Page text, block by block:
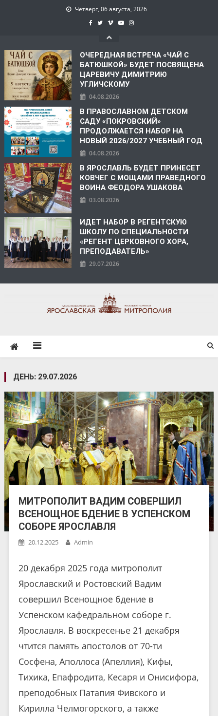
Четверг, 06 августа, 2026
ОЧЕРЕДНАЯ ВСТРЕЧА «ЧАЙ С
БАТЮШКОЙ» БУДЕТ ПОСВЯЩЕНА
ЦАРЕВИЧУ ДИМИТРИЮ
УГЛИЧСКОМУ
04.08.2026
В ПРАВОСЛАВНОМ ДЕТСКОМ
САДУ «ПОКРОВСКИЙ»
ПРОДОЛЖАЕТСЯ НАБОР НА
НОВЫЙ 2026/2027 УЧЕБНЫЙ ГОД
04.08.2026
В ЯРОСЛАВЛЬ БУДЕТ ПРИНЕСЕТ
КОВЧЕГ С МОЩАМИ ПРАВЕДНОГО
ВОИНА ФЕОДОРА УШАКОВА
03.08.2026
ИДЕТ НАБОР В РЕГЕНТСКУЮ
ШКОЛУ ПО СПЕЦИАЛЬНОСТИ
«РЕГЕНТ ЦЕРКОВНОГО ХОРА,
ПРЕПОДАВАТЕЛЬ»
29.07.2026
ДЕНЬ: 29.07.2026
МИТРОПОЛИТ ВАДИМ СОВЕРШИЛ
ВСЕНОЩНОЕ БДЕНИЕ В УСПЕНСКОМ
СОБОРЕ ЯРОСЛАВЛЯ
20.12.2025 Admin
20 декабря 2025 года митрополит
Ярославский и Ростовский Вадим
совершил Всенощное бдение в
Успенском кафедральном соборе г.
Ярославля. В воскресенье 21 декабря
чтится память апостолов от 70-ти
Сосфена, Аполлоса (Апеллия), Кифы,
Тихика, Епафродита, Кесаря и Онисифора,
преподобных Патапия Фивского и
Кирилла Челмогорского, а также